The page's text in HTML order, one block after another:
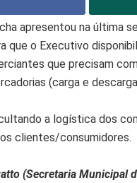
apresentou na última
que o Executivo
que precisam
(carga e
a logística dos
clientes/consumidores.
(Secretaria Municipal